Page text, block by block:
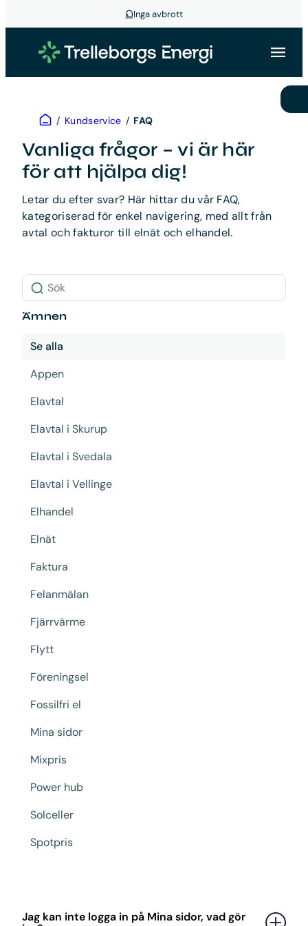
Inga avbrott
Hem/ Kundservice / FAQ
Vanliga frågor – vi är här
för att hjälpa dig!
Letar du efter svar? Här hittar du vår FAQ,
kategoriserad för enkel navigering, med allt från
avtal och fakturor till elnät och elhandel.
Sök
Ämnen
Se alla
Appen
Elavtal
Elavtal i Skurup
Elavtal i Svedala
Elavtal i Vellinge
Elhandel
Elnät
Faktura
Felanmälan
Fjärrvärme
Flytt
Föreningsel
Fossilfri el
Mina sidor
Mixpris
Power hub
Solceller
Spotpris
Jag kan inte logga in på Mina sidor, vad gör